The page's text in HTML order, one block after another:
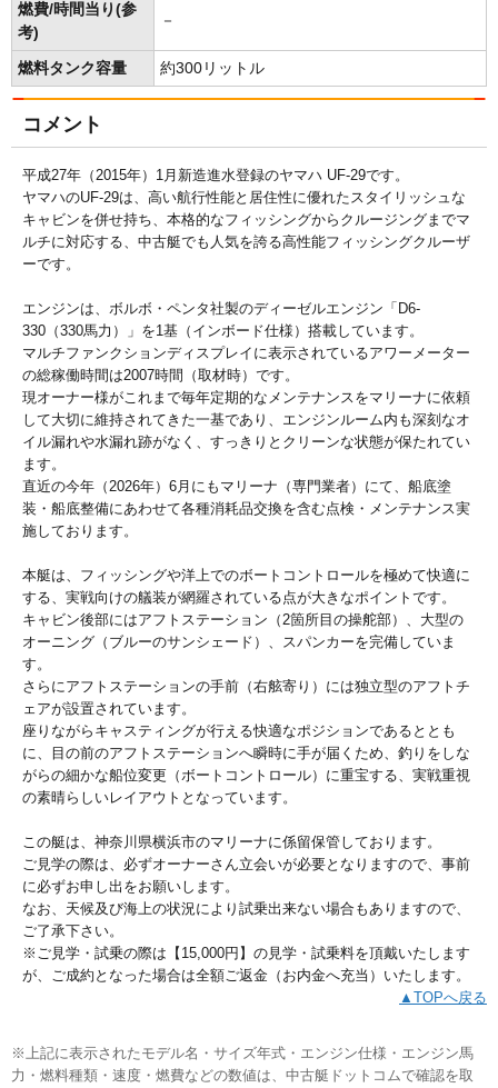
燃費/時間当り(参
考)
－
燃料タンク容量 約300リットル
コメント
平成27年（2015年）1月新造進水登録のヤマハ UF-29です。
ヤマハのUF-29は、高い航行性能と居住性に優れたスタイリッシュな
キャビンを併せ持ち、本格的なフィッシングからクルージングまでマ
ルチに対応する、中古艇でも人気を誇る高性能フィッシングクルーザ
ーです。
エンジンは、ボルボ・ペンタ社製のディーゼルエンジン「D6-
330（330馬力）」を1基（インボード仕様）搭載しています。
マルチファンクションディスプレイに表示されているアワーメーター
の総稼働時間は2007時間（取材時）です。
現オーナー様がこれまで毎年定期的なメンテナンスをマリーナに依頼
して大切に維持されてきた一基であり、エンジンルーム内も深刻なオ
イル漏れや水漏れ跡がなく、すっきりとクリーンな状態が保たれてい
ます。
直近の今年（2026年）6月にもマリーナ（専門業者）にて、船底塗
装・船底整備にあわせて各種消耗品交換を含む点検・メンテナンス実
施しております。
本艇は、フィッシングや洋上でのボートコントロールを極めて快適に
する、実戦向けの艤装が網羅されている点が大きなポイントです。
キャビン後部にはアフトステーション（2箇所目の操舵部）、大型の
オーニング（ブルーのサンシェード）、スパンカーを完備していま
す。
さらにアフトステーションの手前（右舷寄り）には独立型のアフトチ
ェアが設置されています。
座りながらキャスティングが行える快適なポジションであるととも
に、目の前のアフトステーションへ瞬時に手が届くため、釣りをしな
がらの細かな船位変更（ボートコントロール）に重宝する、実戦重視
の素晴らしいレイアウトとなっています。
この艇は、神奈川県横浜市のマリーナに係留保管しております。
ご見学の際は、必ずオーナーさん立会いが必要となりますので、事前
に必ずお申し出をお願いします。
なお、天候及び海上の状況により試乗出来ない場合もありますので、
ご了承下さい。
※ご見学・試乗の際は【15,000円】の見学・試乗料を頂戴いたします
が、ご成約となった場合は全額ご返金（お内金へ充当）いたします。
▲TOPへ戻る
※上記に表示されたモデル名・サイズ年式・エンジン仕様・エンジン馬
力・燃料種類・速度・燃費などの数値は、中古艇ドットコムで確認を取